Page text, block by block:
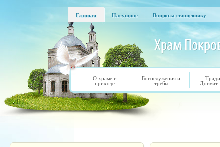
Главная
Главная
Насущное Вопросы священнику
Вопросы священнику
О храме и
приходе
Богослужения и
требы